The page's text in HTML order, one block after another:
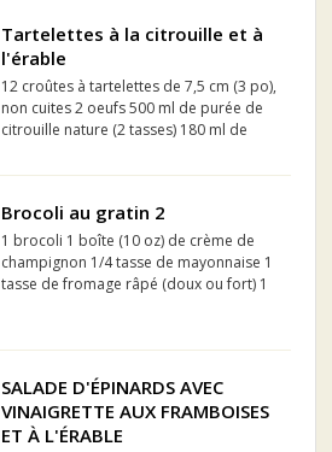
Tartelettes à la citrouille et à
l'érable
12 croûtes à tartelettes de 7,5 cm (3 po),
non cuites 2 oeufs 500 ml de purée de
citrouille nature (2 tasses) 180 ml de
gingembre moulu (1/4 c. à thé) 1 ml de
musca...
Brocoli au gratin 2
1 brocoli 1 boîte (10 oz) de crème de
champignon 1/4 tasse de mayonnaise 1
tasse de fromage râpé (doux ou fort) 1
biscuits au soda
SALADE D'ÉPINARDS AVEC
VINAIGRETTE AUX FRAMBOISES
ET À L'ÉRABLE